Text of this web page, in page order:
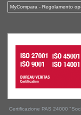
MyCompara - Regolamento
Certificazione PAS 24000